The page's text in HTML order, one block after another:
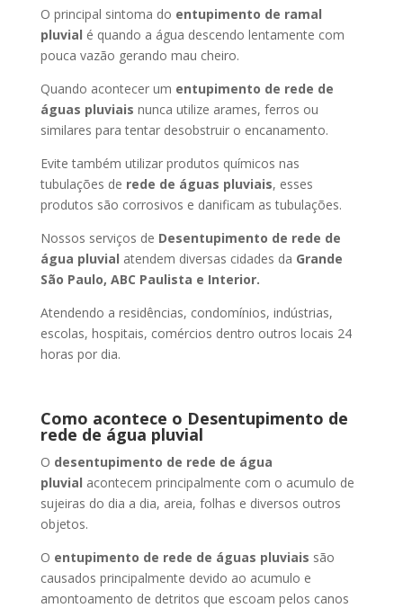
O principal sintoma do entupimento de ramal
pluvial é quando a água descendo lentamente com
pouca vazão gerando mau cheiro.
Quando acontecer um entupimento de rede de
águas pluviais nunca utilize arames, ferros ou
similares para tentar desobstruir o encanamento.
Evite também utilizar produtos químicos nas
tubulações de rede de águas pluviais, esses
produtos são corrosivos e danificam as tubulações.
Nossos serviços de Desentupimento de rede de
água pluvial atendem diversas cidades da Grande
São Paulo, ABC Paulista e Interior.
Atendendo a residências, condomínios, indústrias,
escolas, hospitais, comércios dentro outros locais 24
horas por dia.
Como acontece o Desentupimento de
rede de água pluvial
O desentupimento de rede de água
pluvial acontecem principalmente com o acumulo de
sujeiras do dia a dia, areia, folhas e diversos outros
objetos.
O entupimento de rede de águas pluviais são
causados principalmente devido ao acumulo e
amontoamento de detritos que escoam pelos canos